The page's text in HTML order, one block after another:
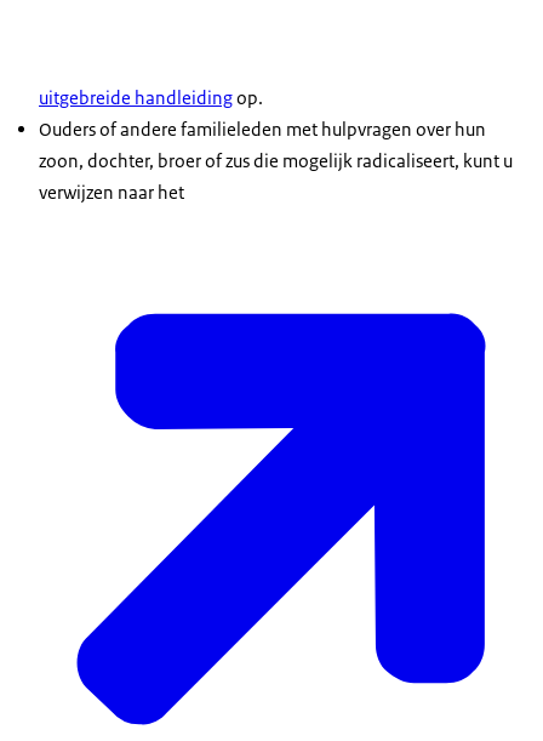
uitgebreide handleidingop.
Ouders of andere familieleden met hulpvragen over hun
zoon, dochter, broer of zus die mogelijk radicaliseert, kunt u
verwijzen naar het